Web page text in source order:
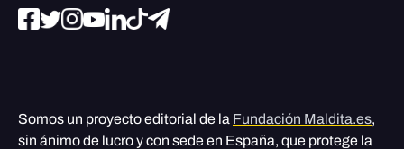
Somos un proyecto editorial de la Fundación Maldita.es,
sin ánimo de lucro y con sede en España, que protege la